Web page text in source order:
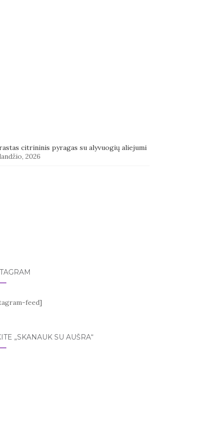
citrininis pyragas su alyvuogių aliejumi
2026
feed]
„SKANAUK SU AUŠRA“